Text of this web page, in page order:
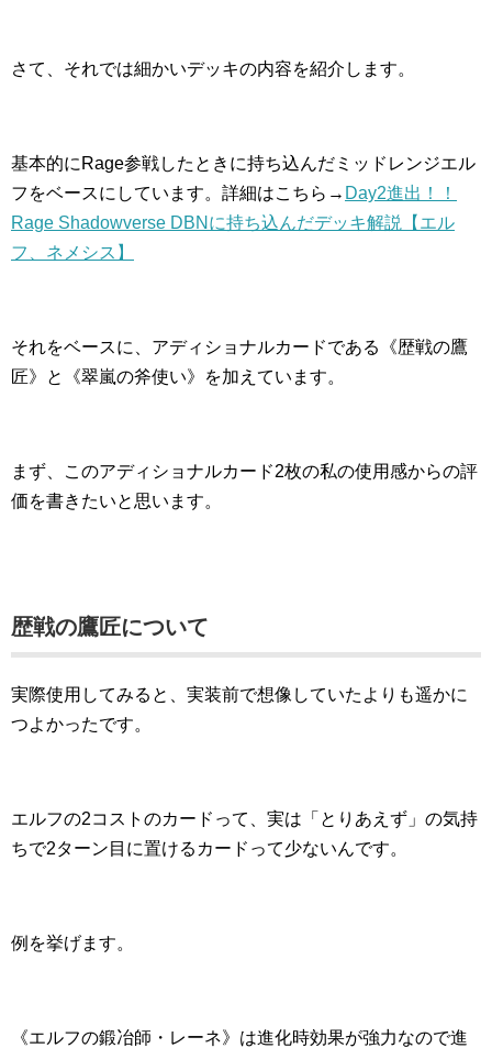
さて、それでは細かいデッキの内容を紹介します。
基本的にRage参戦したときに持ち込んだミッドレンジエル
フをベースにしています。詳細はこちら→ Day2進出！！
Rage Shadowverse DBNに持ち込んだデッキ解説【エル
フ、ネメシス】
それをベースに、アディショナルカードである《歴戦の鷹
匠》と《翠嵐の斧使い》を加えています。
まず、このアディショナルカード2枚の私の使用感からの評
価を書きたいと思います。
歴戦の鷹匠について
実際使用してみると、実装前で想像していたよりも遥かに
つよかったです。
エルフの2コストのカードって、実は「とりあえず」の気持
ちで2ターン目に置けるカードって少ないんです。
例を挙げます。
《エルフの鍛冶師・レーネ》は進化時効果が強力なので進